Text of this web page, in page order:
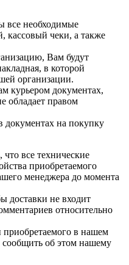
все необходимые
кассовый чеки, а также
Вам будут
в которой
организации.
курьером документах,
обладает правом
документах на покупку
все технические
приобретаемого
менеджера до момента
доставки не входит
относительно
в нашем
сообщить об этом нашему